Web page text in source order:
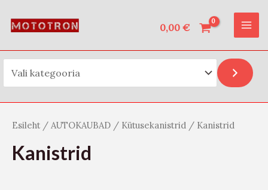
0,00 €
t
s
Esileht / AUTOKAUBAD / Kütusekanistrid / Kanistrid
Kanistrid